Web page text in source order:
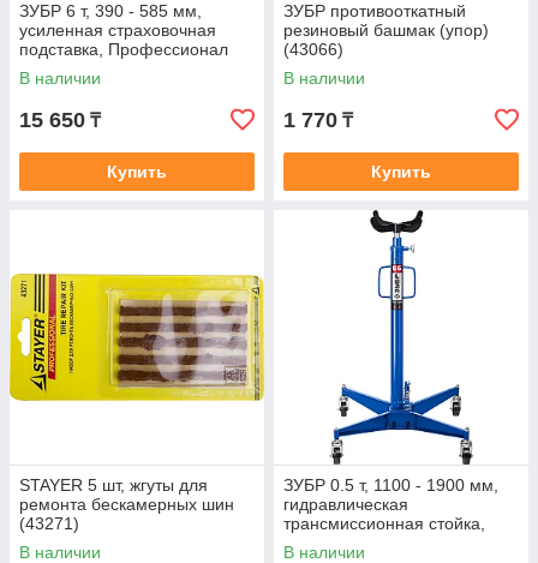
ЗУБР 6 т, 390 - 585 мм,
усиленная страховочная
подставка, Профессионал
(43065-6)
В наличии
15 650 ₸
Купить
ЗУБР противооткатный
резиновый башмак (упор)
(43066)
В наличии
1 770 ₸
Купить
STAYER 5 шт, жгуты для
ремонта бескамерных шин
(43271)
В наличии
ЗУБР 0.5 т, 1100 - 1900 мм,
гидравлическая
трансмиссионная стойка,
Профессионал (43061-0.5)
В наличии